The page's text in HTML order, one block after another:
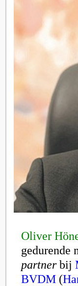
Oliver
gedurende
partnerbij
BVDM (